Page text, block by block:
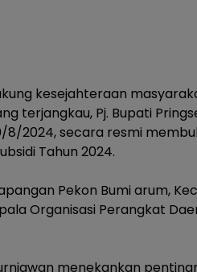
kesejahteraan
terjangkau, Pj. Bupati
8/2024, secara resmi
Tahun 2024.
Pekon Bumi arum,
Organisasi Perangkat
menekankan